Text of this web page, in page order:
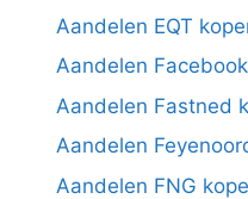
Aandelen EQT
Aandelen
Aandelen Fastned
Aandelen
Aandelen FNG